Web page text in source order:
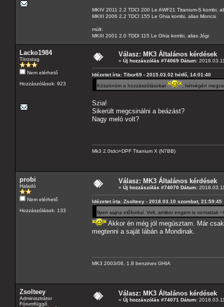
MKIV 2011 2.2 TDCI 200 Le AWF21 Titanium-S kombi,
MKIII 2006 2.2 TDCI 155 Le Ghia kombi, alias Moncsi
múlt:
MKIII 2001 2.0 TDDI 115 Le Ghia kombi, alias Jógi
Lacko1984
Törzstag
Nem elérhető
Hozzászólások: 923
Válasz: MK3 Általános kérdések
« Új hozzászólás #74069 Dátum:
Idézetet írta: Tibor69 - 2015.03.02 hétfő, 14:01:40
Köszönöm a hozzászólásokat
, hétvégén
Szia!
Sikerült megcsinálni a beázást?
Nagy meló volt?
Mk3 2.0tdci+DPF Titanium X (N7BB)
probi
Haladó
Nem elérhető
Hozzászólások: 133
Válasz: MK3 Általános kérdések
« Új hozzászólás #74070 Dátum:
Idézetet írta: Zsolteey - 2018.03.10 szombat, 21:59:45
Ilyen sajna előfordul. Volt, amikor engem is
Akkor én még jól megúsztam. Már
megtenni a saját lábán a Mondinak.
MK3 2003/06, 1.8 benzines GHIA
Zsolteey
Adminisztrátor
Fórumfüggő
Válasz: MK3 Általános kérdések
« Új hozzászólás #74071 Dátum: